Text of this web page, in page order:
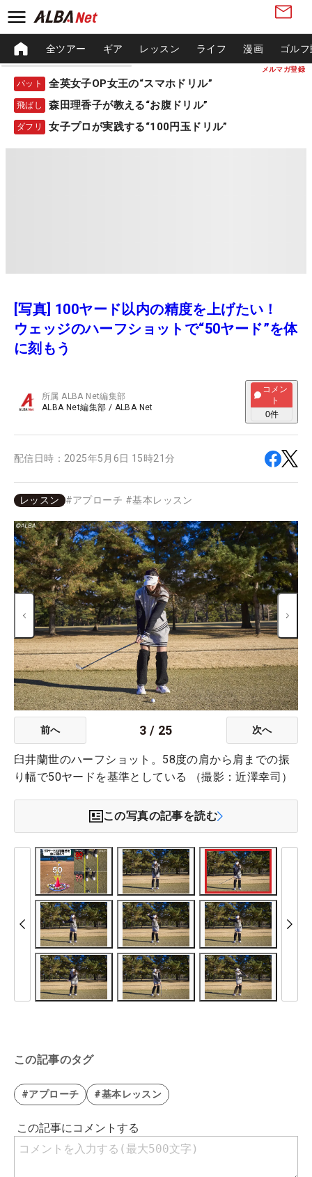
メルマガ登録
全ツアー ギア レッスン ライフ 漫画 ゴル
パット 全英女子OP女王の“スマホドリル”
飛ばし 森田理香子が教える“お腹ドリル”
ダフリ 女子プロが実践する“100円玉ドリル”
[写真] 100ヤード以内の精度を上げたい！
ウェッジのハーフショットで“50ヤード”を体
に刻もう
所属ALBA Net編集部
ALBA Net編集部 / ALBA Net
コメン
ト
0件
配信日時： 2025年5月6日 15時21分
レッスン #アプローチ #基本レッスン
前へ 3 / 25 次へ
臼井蘭世のハーフショット。58度の肩から肩までの振
り幅で50ヤードを基準としている （撮影：近澤幸司）
この写真の記事を読む
この記事のタグ
#アプローチ #基本レッスン